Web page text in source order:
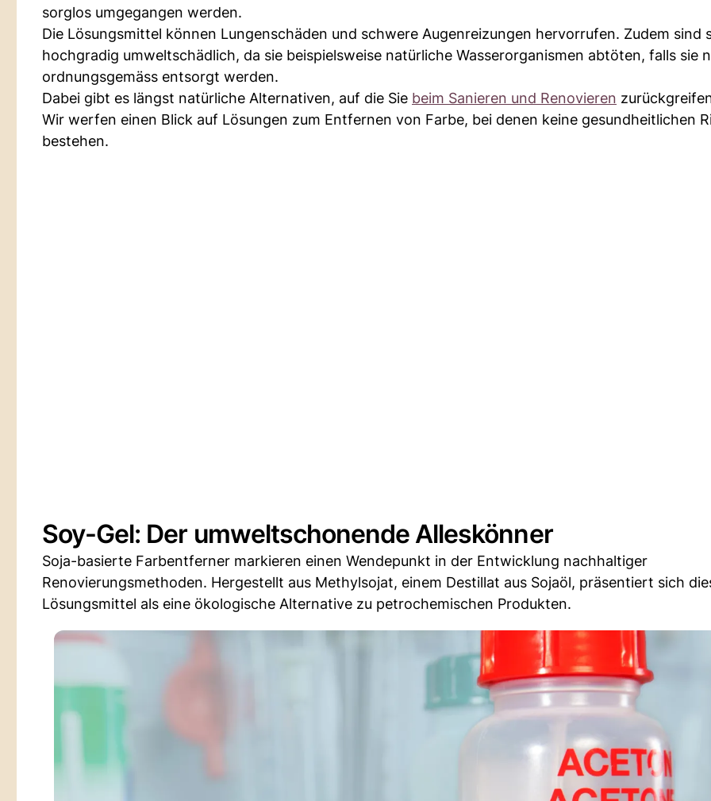
sorglos umgegangen werden.
Die Lösungsmittel können Lungenschäden und schwere Augenreizungen hervorrufen. Zudem sind
hochgradig umweltschädlich, da sie beispielsweise natürliche Wasserorganismen abtöten, falls sie
ordnungsgemäss entsorgt werden.
Dabei gibt es längst natürliche Alternativen, auf die Sie beim Sanieren und Renovieren
Wir werfen einen Blick auf Lösungen zum Entfernen von Farbe, bei denen keine gesundheitlichen
bestehen.
Soy-Gel: Der umweltschonende Alleskönner
Soja-basierte Farbentferner markieren einen Wendepunkt in der Entwicklung nachhaltiger
Renovierungsmethoden. Hergestellt aus Methylsojat, einem Destillat aus Sojaöl, präsentiert sich
Lösungsmittel als eine ökologische Alternative zu petrochemischen Produkten.